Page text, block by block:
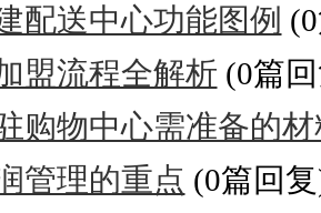
配送中心功能图例
盟流程全解析 (0篇
购物中心需准备的材
管理的重点 (0篇回